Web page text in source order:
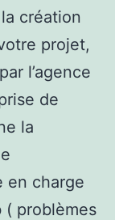
création
projet,
l’agence
de
la
en charge
( problèmes